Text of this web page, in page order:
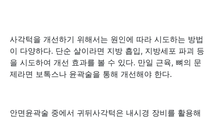
사각턱을 개선하기 위해서는 원인에 따라 시도하는 방법
이 다양하다. 단순 살이라면 지방 흡입, 지방세포 파괴 등
을 시도하여 개선 효과를 볼 수 있다. 만일 근육, 뼈의 문
제라면 보톡스나 윤곽술을 통해 개선해야 한다.
안면윤곽술 중에서 귀뒤사각턱은 내시경 장비를 활용해